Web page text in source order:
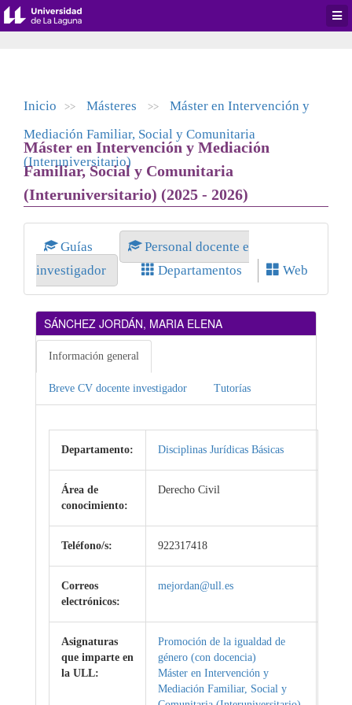
Inicio >> Másteres >>
Máster en Intervención y
Mediación Familiar, Social y Comunitaria
(Interuniversitario)
Máster en Intervención y Mediación
Familiar, Social y Comunitaria
(Interuniversitario) (2025 - 2026)
Guías
Personal docente e
investigador
Departamentos Web
SÁNCHEZ JORDÁN, MARIA ELENA
Información general
Breve CV docente investigador Tutorías
Departamento: Disciplinas Jurídicas Básicas
Área de
conocimiento:
Derecho Civil
Teléfono/s: 922317418
Correos
electrónicos:
mejordan@ull.es
Asignaturas
que imparte en
la ULL:
Promoción de la igualdad de
género (con docencia)
Máster en Intervención y
Mediación Familiar, Social y